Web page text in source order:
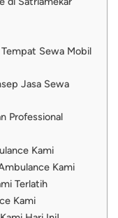
Sewa Mobil
Jasa Sewa
Professional
Kami
Kami
Terlatih
Kami